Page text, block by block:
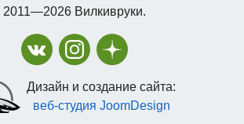
2011—2026 Вилкивруки.
Дизайн и создание сайта:
веб-студия JoomDesign